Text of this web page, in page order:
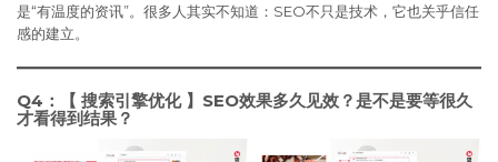
是“有温度的资讯”。很多人其实不知道：SEO不只是技术，它也关乎信任
感的建立。
Q4：【 搜索引擎优化 】SEO效果多久见效？是不是要等很久
才看得到结果？